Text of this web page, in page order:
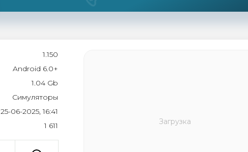
1.150
Android 6.0+
1.04 Gb
Симуляторы
25-06-2025, 16:41
1 611